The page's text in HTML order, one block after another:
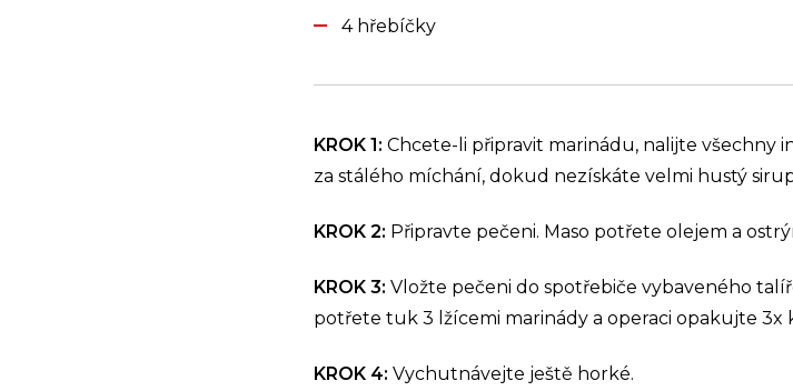
4 hřebíčky
KROK 1: Chcete-li připravit marinádu, nalijte všechny
za stálého míchání, dokud nezískáte velmi hustý
KROK 2: Připravte pečeni. Maso potřete olejem a
KROK 3: Vložte pečeni do spotřebiče vybaveného
potřete tuk 3 lžícemi marinády a operaci opakujte 3x
KROK 4: Vychutnávejte ještě horké.